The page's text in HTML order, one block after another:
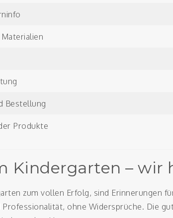
Bestellung
Produkte
Kindergarten – wir
zum vollen Erfolg, sind Erinnerungen
ohne Widersprüche. Die